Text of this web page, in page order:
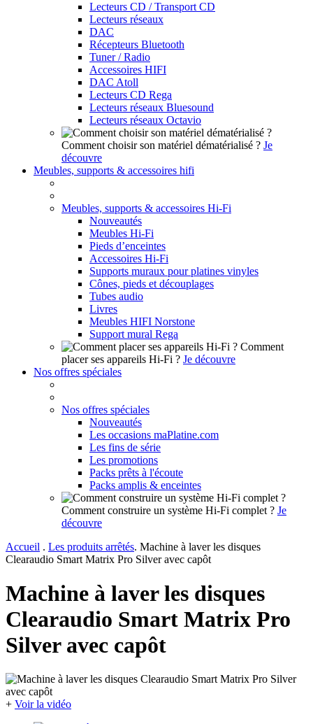
Lecteurs CD / Transport CD
Lecteurs réseaux
DAC
Récepteurs Bluetooth
Tuner / Radio
Accessoires HIFI
DAC Atoll
Lecteurs CD Rega
Lecteurs réseaux Bluesound
Lecteurs réseaux Octavio
Comment choisir son matériel dématérialisé ? Je
découvre
Meubles, supports & accessoires hifi
Meubles, supports & accessoires Hi-Fi
Nouveautés
Meubles Hi-Fi
Pieds d’enceintes
Accessoires Hi-Fi
Supports muraux pour platines vinyles
Cônes, pieds et découplages
Tubes audio
Livres
Meubles HIFI Norstone
Support mural Rega
Comment
placer ses appareils Hi-Fi ? Je découvre
Nos offres spéciales
Nos offres spéciales
Nouveautés
Les occasions maPlatine.com
Les fins de série
Les promotions
Packs prêts à l'écoute
Packs amplis & enceintes
Comment construire un système Hi-Fi complet ? Je
découvre
Accueil . Les produits arrêtés. Machine à laver les disques
Clearaudio Smart Matrix Pro Silver avec capôt
Machine à laver les disques
Clearaudio Smart Matrix Pro
Silver avec capôt
+ Voir la vidéo